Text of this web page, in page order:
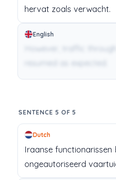
hervat zoals verwacht.
English
SENTENCE 5 OF 5
Dutch
Iraanse functionarissen
ongeautoriseerd